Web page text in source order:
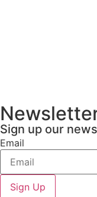
Sign up our
Email
Sign Up